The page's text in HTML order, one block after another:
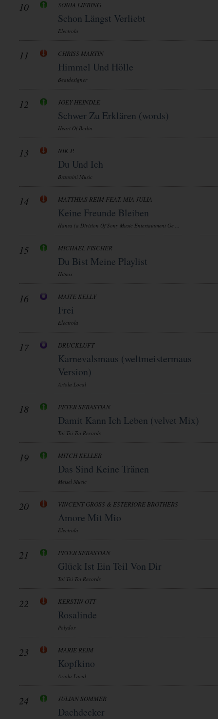
10 SONIA LIEBING
Schon Längst Verliebt
Electrola
11 CHRISS MARTIN
Himmel Und Hölle
Beatdesigner
12 JOEY HEINDLE
Schwer Zu Erklären (words)
Heart Of Berlin
13 NIK P.
Du Und Ich
Brannini Music
14 MATTHIAS REIM FEAT. MIA JULIA
Keine Freunde Bleiben
Hansa (a Division Of Sony Music Entertainment Ge ...
15 MICHAEL FISCHER
Du Bist Meine Playlist
Hitmix
16 MAITE KELLY
Frei
Electrola
17 DRUCKLUFT
Karnevalsmaus (weltmeistermaus
Version)
Ariola Local
18 PETER SEBASTIAN
Damit Kann Ich Leben (velvet Mix)
Toi Toi Toi Records
19 MITCH KELLER
Das Sind Keine Tränen
Meisel Music
20 VINCENT GROSS & ESTERIORE BROTHERS
Amore Mit Mio
Electrola
21 PETER SEBASTIAN
Glück Ist Ein Teil Von Dir
Toi Toi Toi Records
22 KERSTIN OTT
Rosalinde
Polydor
23 MARIE REIM
Kopfkino
Ariola Local
24 JULIAN SOMMER
Dachdecker